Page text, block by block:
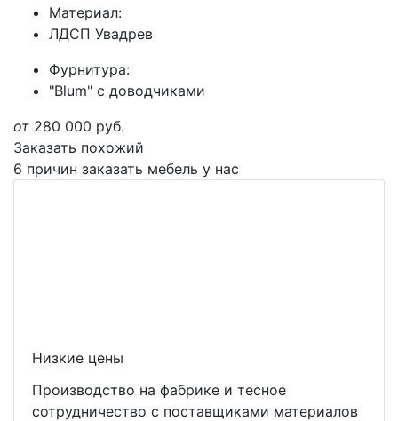
Материал:
ЛДСП Увадрев
Фурнитура:
"Blum" с доводчиками
от 280 000 руб.
Заказать похожий
6 причин заказать мебель у нас
Низкие цены
Производство на фабрике и тесное
сотрудничество с поставщиками материалов